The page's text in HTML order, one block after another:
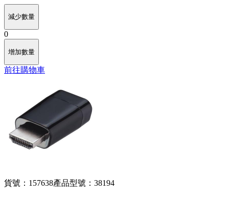
減少數量
0
增加數量
前往購物車
貨號：157638產品型號：38194